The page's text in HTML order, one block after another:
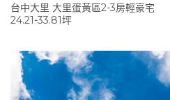
台中大里 大里蛋黃區2-3房輕豪宅
24.21-33.81坪